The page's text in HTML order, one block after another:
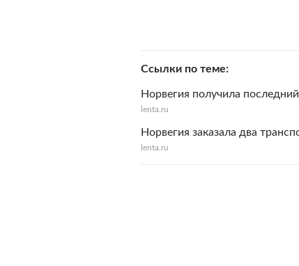
Ссылки по теме
Норвегия получила
lenta.ru
Норвегия заказала два
lenta.ru